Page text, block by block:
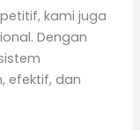
kami juga
Dengan
efektif, dan